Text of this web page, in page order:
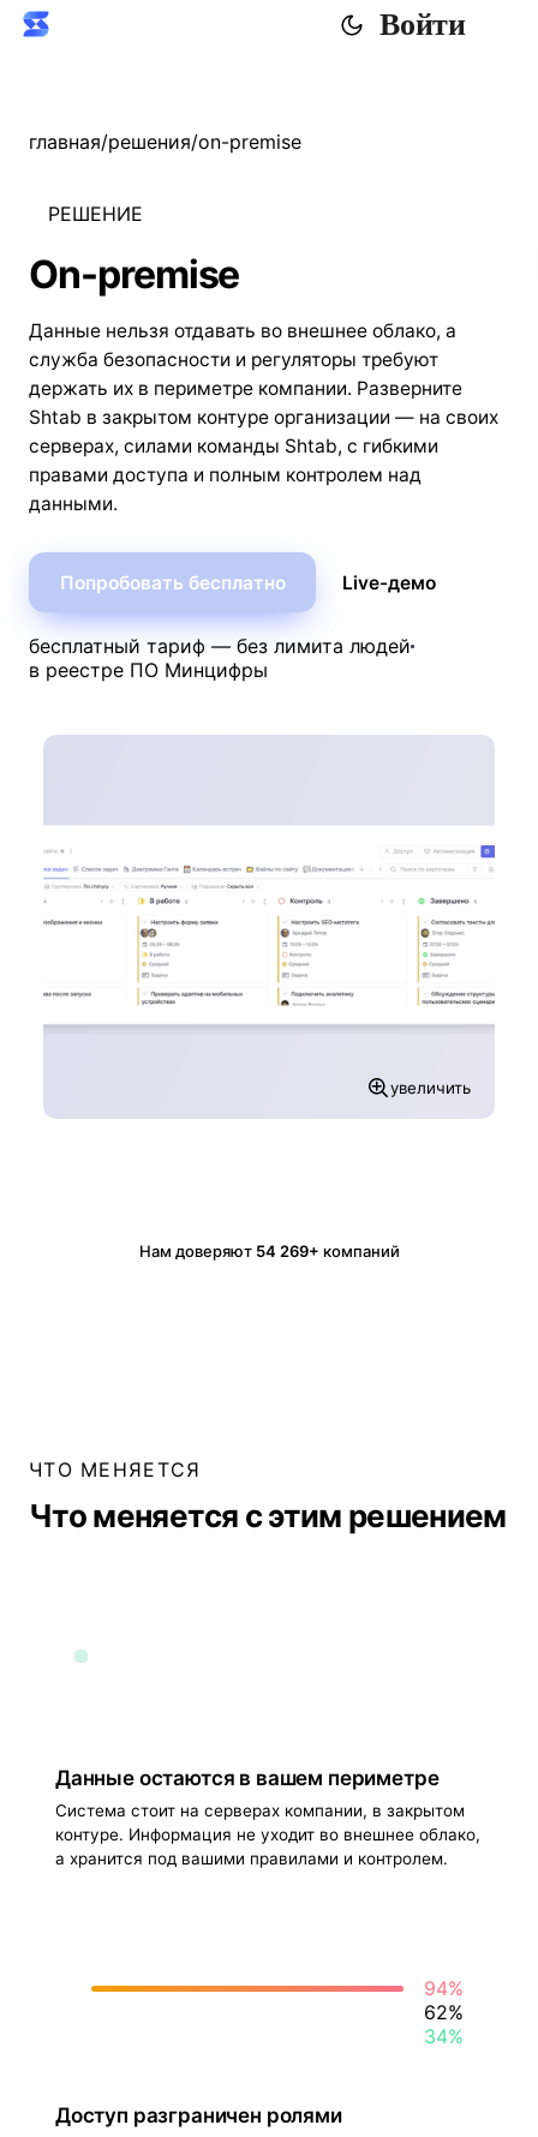
Войти
главная/решения/on-premise
РЕШЕНИЕ
On-premise
Данные нельзя отдавать во внешнее облако, а
служба безопасности и регуляторы требуют
держать их в периметре компании. Разверните
Shtab в закрытом контуре организации — на своих
серверах, силами команды Shtab, с гибкими
правами доступа и полным контролем над
данными.
Попробовать бесплатно Live-демо
бесплатный тариф — без лимита людей
в реестре ПО Минцифры
увеличить
Нам доверяют 54 269+ компаний
ЧТО МЕНЯЕТСЯ
Что меняется с этим решением
Данные остаются в вашем периметре
Система стоит на серверах компании, в закрытом
контуре. Информация не уходит во внешнее облако,
а хранится под вашими правилами и контролем.
94%
62%
34%
Доступ разграничен ролями